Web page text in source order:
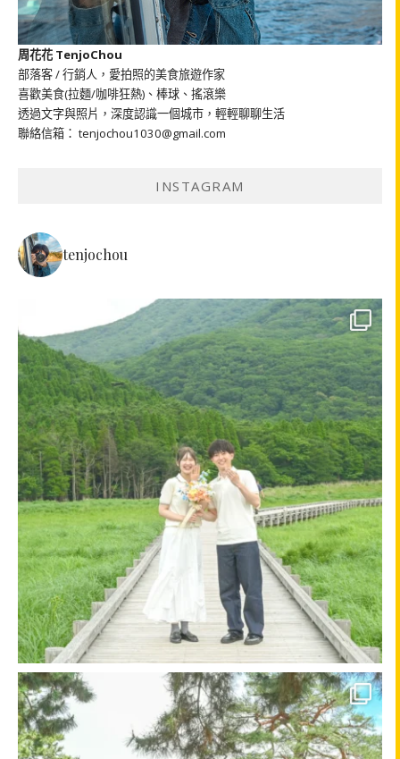
周花花 TenjoChou
部落客 / 行銷人，愛拍照的美食旅遊作家
喜歡美食(拉麵/咖啡狂熱)、棒球、搖滾樂
透過文字與照片，深度認識一個城市，輕輕聊聊生活
聯絡信箱： tenjochou1030@gmail.com
INSTAGRAM
tenjochou